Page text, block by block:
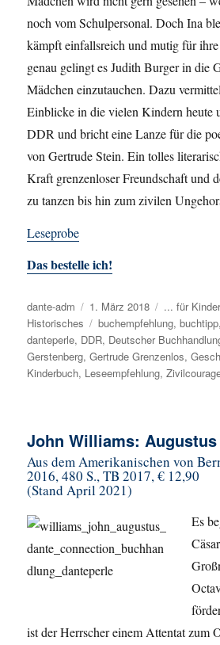
noch vom Schulpersonal. Doch Ina
kämpft einfallsreich und mutig für
genau gelingt es Judith Burger in die
Mädchen einzutauchen. Dazu
Einblicke in die vielen Kindern heute
DDR und bricht eine Lanze für die
von Gertrude Stein. Ein tolles
Kraft grenzenloser Freundschaft und
zu tanzen bis hin zum zivilen
Leseprobe
Das bestelle ich!
Autor
dante-adm
Veröffentlicht
am
1. März 2018 Kategorien
... für Kinder
Historisches
Schlagwörter
buchempfehlung,buchtipp
danteperle, DDR, Deutscher
Gerstenberg,Gertrude Grenzenlos,
Kinderbuch, Leseempfehlung,
John Williams: Augustus
Aus dem Amerikanischen von
2016, 480 S., TB 2017, € 12,90
(Stand April 2021)
Es
ist der Herrscher einem Attentat zum